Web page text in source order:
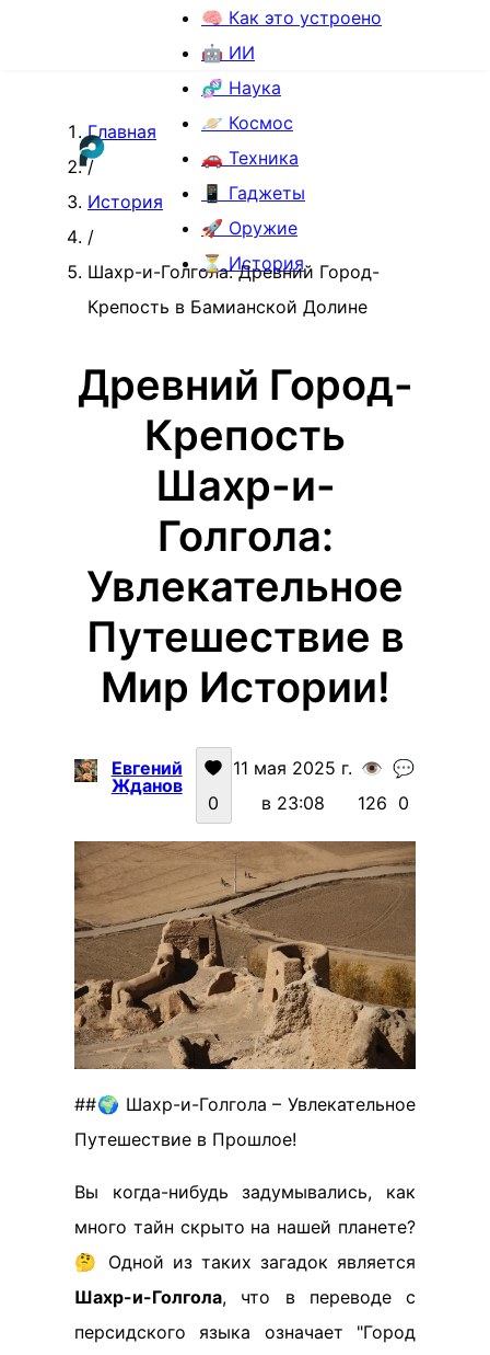
🧠 Как это устроено
🤖 ИИ
🧬 Наука
🪐 Космос
🚗 Техника
📱 Гаджеты
🚀 Оружие
⏳ История
Главная
/
История
/
Шахр-и-Голгола: Древний Город-
Крепость в Бамианской Долине
Древний Город-
Крепость
Шахр-и-
Голгола:
Увлекательное
Путешествие в
Мир Истории!
Евгений
Жданов
0
11 мая 2025 г.
в 23:08
👁️
126
💬
0
##🌍 Шахр-и-Голгола – Увлекательное
Путешествие в Прошлое!
Вы когда-нибудь задумывались, как
много тайн скрыто на нашей планете?
🤔 Одной из таких загадок является
Шахр-и-Голгола, что в переводе с
персидского языка означает "Город